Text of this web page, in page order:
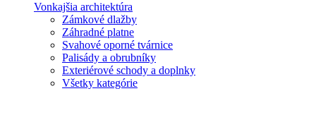
Vonkajšia architektúra
Zámkové dlažby
Záhradné platne
Svahové oporné tvárnice
Palisády a obrubníky
Exteriérové schody a doplnky
Všetky kategórie